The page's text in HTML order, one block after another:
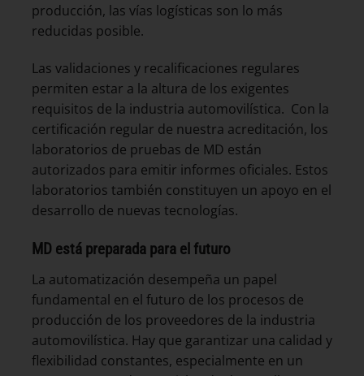
producción, las vías logísticas son lo más
reducidas posible.
Las validaciones y recalificaciones regulares
permiten estar a la altura de los exigentes
requisitos de la industria automovilística. Con la
certificación regular de nuestra acreditación, los
laboratorios de pruebas de MD están
autorizados para emitir informes oficiales. Estos
laboratorios también constituyen un apoyo en el
desarrollo de nuevas tecnologías.
MD está preparada para el futuro
La automatización desempeña un papel
fundamental en el futuro de los procesos de
producción de los proveedores de la industria
automovilística. Hay que garantizar una calidad y
flexibilidad constantes, especialmente en un